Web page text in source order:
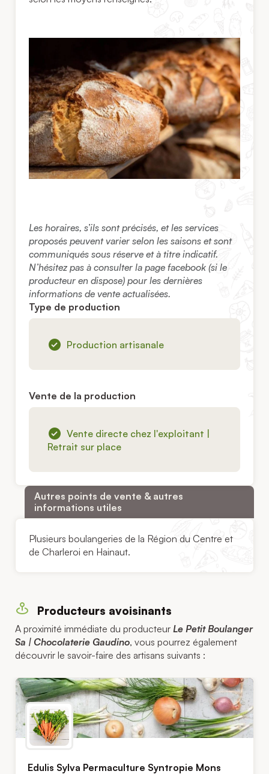
Les horaires, s’ils sont précisés, et les services
proposés peuvent varier selon les saisons et sont
communiqués sous réserve et à titre indicatif.
N’hésitez pas à consulter la page facebook (si le
producteur en dispose) pour les dernières
informations de vente actualisées.
Type de production
Production artisanale
Vente de la production
Vente directe chez l'exploitant |
Retrait sur place
Autres points de vente & autres
informations utiles
Plusieurs boulangeries de la Région du Centre et
de Charleroi en Hainaut.
Producteurs avoisinants
A proximité immédiate du producteur Le Petit Boulanger
Sa | Chocolaterie Gaudino, vous pourrez également
découvrir le savoir-faire des artisans suivants :
Edulis Sylva Permaculture Syntropie Mons